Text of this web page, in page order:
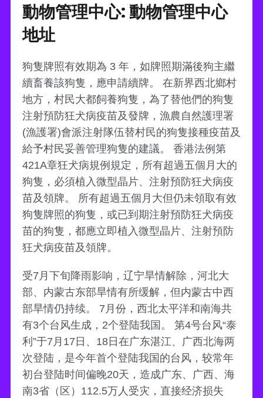
動物管理中心: 動物管理中心
地址
狗隻牌照有效期為 3 年，如牌照期滿後狗主繼
續畜養該狗隻，應申請續牌。 在新界西北鄉村
地方，村民大都飼養狗隻，為了替他們的狗隻
注射預防狂犬病疫苗及發牌，漁農自然護理署
(漁護署)會派注射隊伍替村民的狗隻接種疫苗及
給予村民妥善管理狗隻的建議。 香港法例第
421A章狂犬病規例規定，所有超過五個月大的
狗隻，必須植入微型晶片、注射預防狂犬病疫
苗及領牌。 所有超過五個月大但仍未領取有效
狗隻牌照的狗隻，或已到期注射預防狂犬病疫
苗的狗隻，都應立即植入微型晶片、注射預防
狂犬病疫苗及領牌。
受7月下旬降雨影响，辽宁旱情解除，河北大
部、内蒙古东部旱情有所缓解，但内蒙古中西
部旱情仍持续。 7月份，西北太平洋和南海共
有3个台风生成，2个登陆我国。 第4号台风“泰
利”于7月17日、18日在广东湛江、广西北海两
次登陆，是今年首个登陆我国的台风，较常年
初台登陆时间偏晚20天，造成广东、广西、海
南3省（区）112.5万人受灾，直接经济损失